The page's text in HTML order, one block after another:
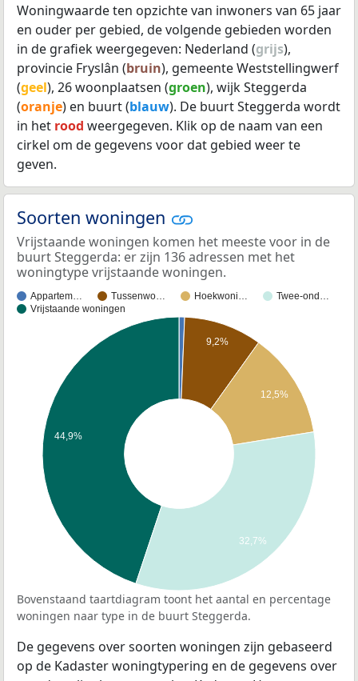
Woningwaarde ten opzichte van inwoners van 65 jaar
en ouder per gebied, de volgende gebieden worden
in de grafiek weergegeven: Nederland (grijs),
provincie Fryslân (bruin), gemeente Weststellingwerf
(geel), 26 woonplaatsen (groen), wijk Steggerda
(oranje) en buurt (blauw). De buurt Steggerda wordt
in het rood weergegeven. Klik op de naam van een
cirkel om de gegevens voor dat gebied weer te
geven.
Soorten woningen
Vrijstaande woningen komen het meeste voor in de
buurt Steggerda: er zijn 136 adressen met het
woningtype vrijstaande woningen.
Appartem… Tussenwo… Hoekwoni…
Twee-ond…
Vrijstaande woningen
9,2%
12,5%
44,9%
32,7%
Bovenstaand taartdiagram toont het aantal en percentage
woningen naar type in de buurt Steggerda.
De gegevens over soorten woningen zijn gebaseerd
op de Kadaster woningtypering en de gegevens over